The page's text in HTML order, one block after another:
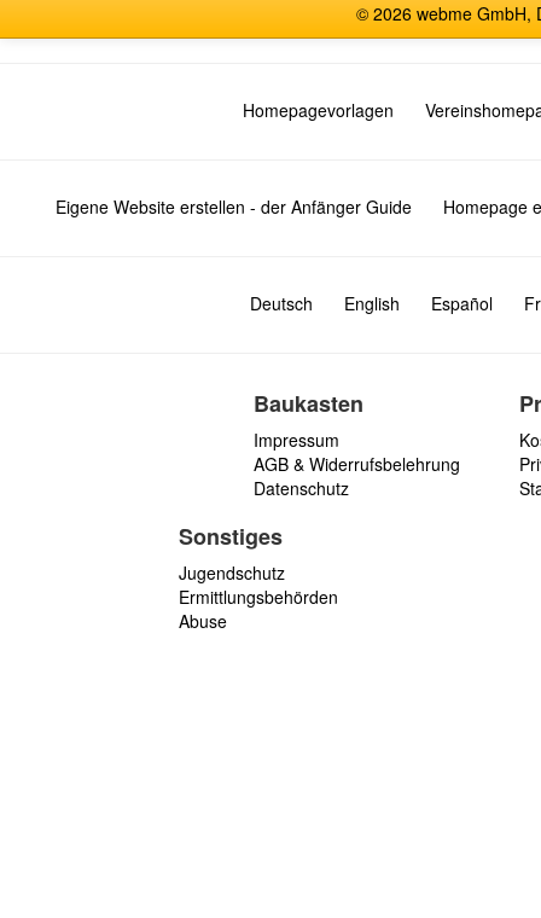
© 2026 webme GmbH,
Homepagevorlagen
Eigene Website erstellen - der Anfänger Guide Homepage
Deutsch English Español
Baukasten
Impressum
AGB & Widerrufsbelehrung
Datenschutz
Sonstiges
Jugendschutz
Ermittlungsbehörden
Abuse